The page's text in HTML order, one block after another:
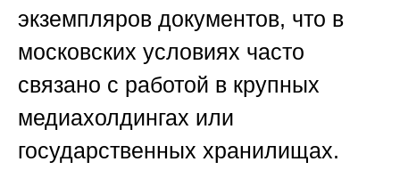
экземпляров документов, что в
московских условиях часто
связано с работой в крупных
медиахолдингах или
государственных хранилищах.